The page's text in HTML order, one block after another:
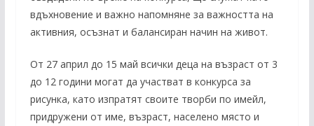
вдъхновение и важно напомняне за важността на
активния, осъзнат и балансиран начин на живот.
От 27 април до 15 май всички деца на възраст от 3
до 12 години могат да участват в конкурса за
рисунка, като изпратят своите творби по имейл,
придружени от име, възраст, населено място и